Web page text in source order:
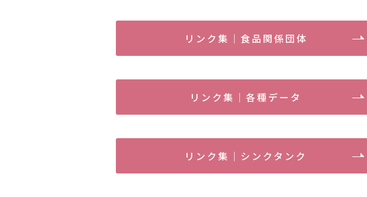
リンク集｜食品関係団体
リンク集｜各種データ
リンク集｜シンクタンク